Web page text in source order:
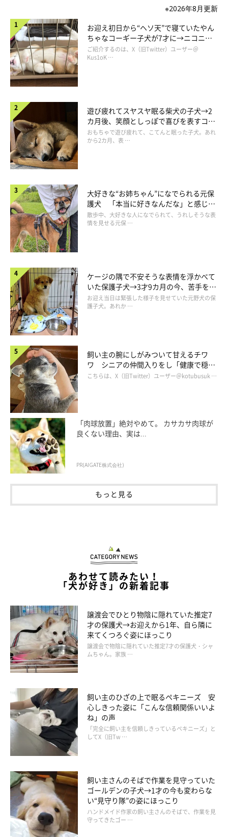
※2026年8月更新
お迎え初日から“ヘソ天”で寝ていたやん
ちゃなコーギー子犬が7才に→ニコニ
コ“コーギースマイル”が魅力のコに成
長！
ご紹介するのは、X（旧Twitter）ユーザー＠
Kus1oK …
遊び疲れてスヤスヤ眠る柴犬の子犬→2
カ月後、笑顔としっぽで喜びを表すコに
成長！
おもちゃで遊び疲れて、こてんと眠った子犬。あれ
から2カ月、表 …
大好きな“お姉ちゃん”になでられる元保
護犬 「本当に好きなんだな」と感じる
表情にほっこり
散歩中、大好きな人になでられて、うれしそうな表
情を見せる元保 …
ケージの隅で不安そうな表情を浮かべて
いた保護子犬→3才9カ月の今、苦手を克
服し頼もしいコに成長！
お迎え当日は緊張した様子を見せていた元野犬の保
護子犬。あれか …
飼い主の腕にしがみついて甘えるチワ
ワ シニアの仲間入りをし「健康で穏や
かな暮らしが続いてほしい」と願う
こちらは、X（旧Twitter）ユーザー＠kotubusuk …
「肉球放置」絶対やめて。 カサカサ肉球が
良くない理由、実は...
PR(AIGATE株式会社)
もっと見る
あわせて読みたい！
「犬が好き」の新着記事
譲渡会でひとり物陰に隠れていた推定7
才の保護犬→お迎えから1年、自ら隣に
来てくつろぐ姿にほっこり
譲渡会で物陰に隠れていた推定7才の保護犬・シャ
ムちゃん。家族 …
飼い主のひざの上で眠るペキニーズ 安
心しきった姿に「こんな信頼関係いいよ
ね」の声
「完全に飼い主を信頼しきっているペキニーズ」と
してX（旧Tw …
飼い主さんのそばで作業を見守っていた
ゴールデンの子犬→1才の今も変わらな
い“見守り隊”の姿にほっこり
ハンドメイド作家の飼い主さんのそばで、作業を見
守ってきたゴー …